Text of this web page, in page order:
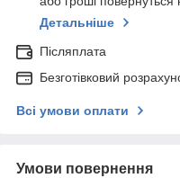
Детальніше
Післяплата
Безготівковий
Всі умови оплати
Умови повернення